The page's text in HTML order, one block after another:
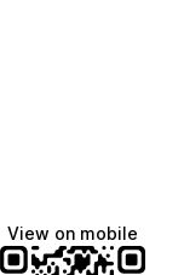
View on mobile